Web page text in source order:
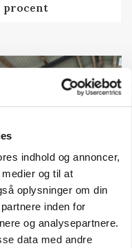
indhold og annoncer,
og til at
oplysninger om din
inden for
og analysepartnere.
data med andre
procent
og